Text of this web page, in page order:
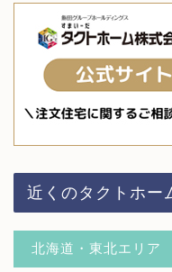
近くのタクトホー
北海道・東北エリア